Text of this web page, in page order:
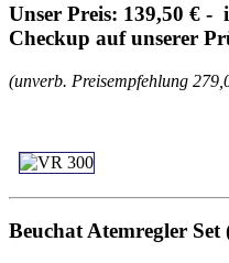
Unser Preis: 139,50 €
Checkup auf unserer
(unverb. Preisempfehlung
Beuchat Atemregler Set